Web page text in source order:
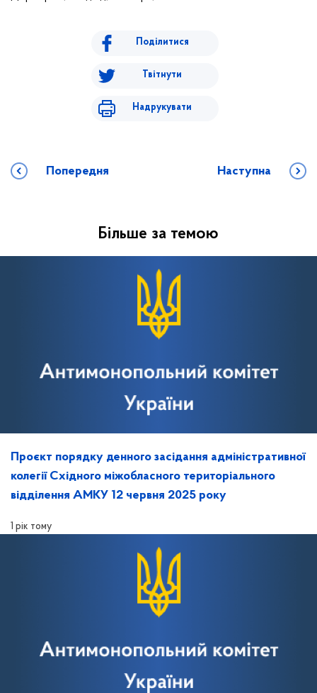
Поділитися
Твітнути
Надрукувати
Попередня Наступна
Більше за темою
Проєкт порядку денного засідання адміністративної
колегії Східного міжобласного територіального
відділення АМКУ 12 червня 2025 року
1 рік тому